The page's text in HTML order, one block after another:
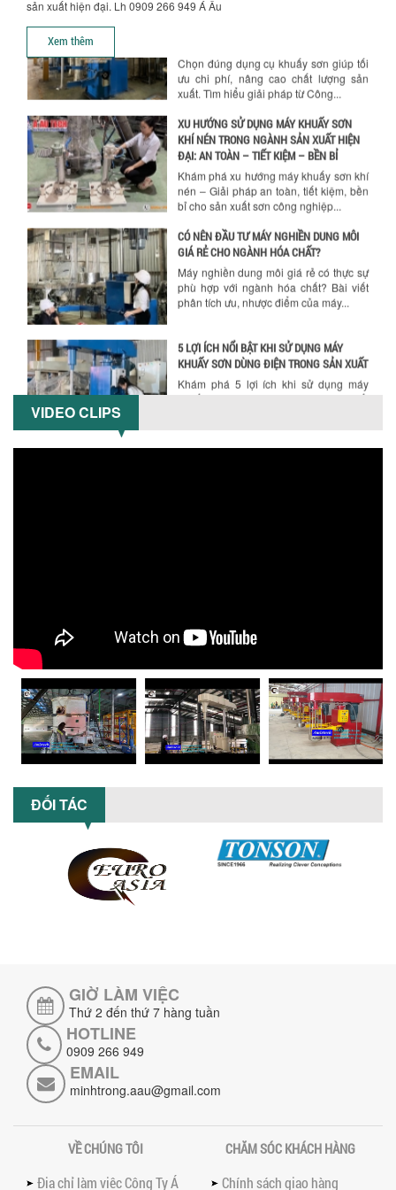
sản xuất hiện đại. Lh 0909 266 949 Á Âu
Xem thêm
CHUYỀN SẢN XUẤT
xuất. Tìm hiểu giải pháp từ Công...
XU HƯỚNG SỬ DỤNG MÁY KHUẤY SƠN
ĐẠI: AN TOÀN – TIẾT KIỆM – BỀN BỈ
Khám phá xu hướng máy khuấy sơn khí
nén – Giải pháp an toàn, tiết kiệm, bền
bỉ cho sản xuất sơn công nghiệp...
CÓ NÊN ĐẦU TƯ MÁY NGHIỀN DUNG MÔI
Máy nghiền dung môi giá rẻ có thực sự
phù hợp với ngành hóa chất? Bài viết
phân tích ưu, nhược điểm của máy...
Khám phá 5 lợi ích khi sử dụng máy
khuấy sơn dùng điện: nâng cao chất
lượng, tiết kiệm chi phí, tăng năng
suất,...
KHUẤY 3 TRỤC CÔNG SUẤT LỚN
nghiệp...
MÁY NGHIỀN HỮU CƠ LỎNG: GIẢI PHÁP
TỐI ƯU VỚI CÔNG NGHỆ MÁY NGHIỀN
NGANG CÁNH NGHIỀN CERAMIC
Máy nghiền hữu cơ lỏng sử dụng công
nghệ máy nghiền ngang cánh nghiền
ceramic giúp nâng cao độ mịn, hiệu
suất...
Tìm hiểu lợi ích khi đầu tư máy trộn
phân bón nằm ngang: nâng cao hiệu
khí nén để đảm bảo an toàn, hiệu...
SO SÁNH MÁY TRỘN BỘT KHÔ CÔNG
khô công nghiệp và máy trộn bột gia
KHUẤY THƯỜNG: KHÁC BIỆT VÀ GIÁ TRỊ
So sánh máy khuấy phòng nổ và máy
VIDEO CLIPS
ĐỐI TÁC
GIỜ LÀM VIỆC
Thứ 2 đến thứ 7 hàng tuần
HOTLINE
0909 266 949
EMAIL
minhtrong.aau@gmail.com
VỀ CHÚNG TÔI
Địa chỉ làm việc Công Ty Á
CHĂM SÓC KHÁCH HÀNG
Chính sách giao hàng